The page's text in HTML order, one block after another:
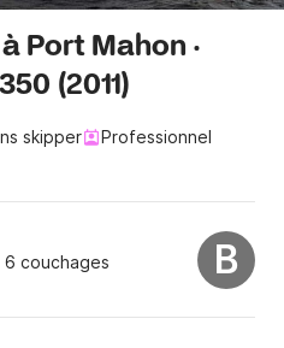
Port Mahon ·
(2011)
skipper
Professionnel
6 couchages
B